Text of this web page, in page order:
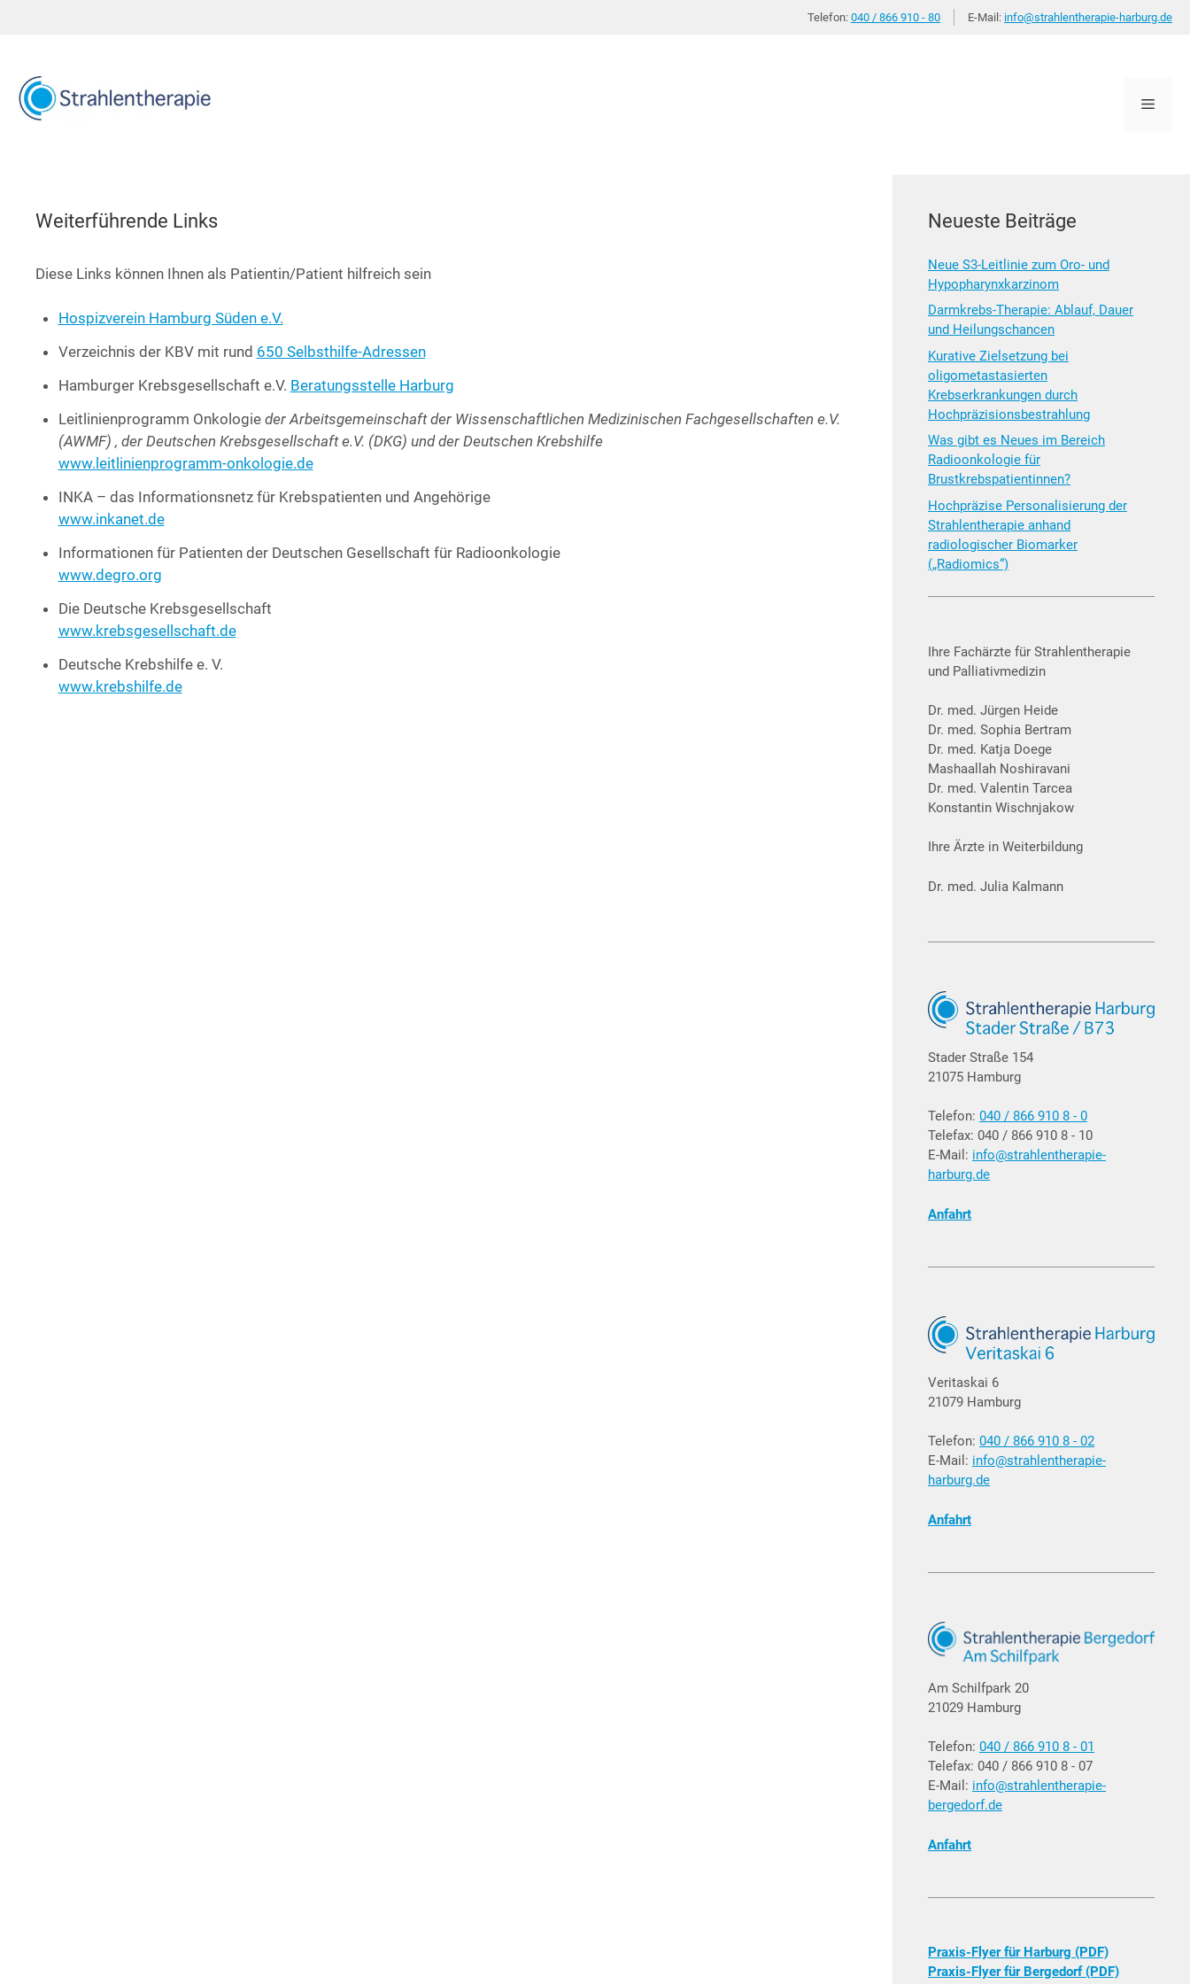
Telefon: 040 / 866 910 - 80 E-Mail: info@strahlentherapie-harburg.de
Menü
Weiterführende Links
Die­se Links kön­nen Ihnen als Patientin/Patient hilf­reich sein
Hos­piz­ver­ein Ham­burg Süden e.V.
Ver­zeich­nis der KBV mit rund 650 Selbst­hil­fe-Adres­sen
Ham­bur­ger Krebs­ge­sell­schaft e.V. Bera­tungs­stel­le Harburg
Leit­li­ni­en­pro­gramm Onko­lo­gie der Arbeits­ge­mein­schaft der Wis­sen­schaft­li­chen Medi­zi­ni­schen Fach­ge­sell­schaf­ten e.V.
(AWMF) , der Deut­schen Krebs­ge­sell­schaft e.V. (DKG) und der Deut­schen Krebs­hil­fe
www.leitlinienprogramm-onkologie.de
INKA – das Infor­ma­ti­ons­netz für Krebs­pa­ti­en­ten und Ange­hö­ri­ge
www.inkanet.de
Infor­ma­tio­nen für Pati­en­ten der Deut­schen Gesell­schaft für Radio­on­ko­lo­gie
www.degro.org
Die Deut­sche Krebs­ge­sell­schaft
www.krebsgesellschaft.de
Deut­sche Krebs­hil­fe e. V.
www.krebshilfe.de
Neueste Beiträge
Neue S3-Leitlinie zum Oro- und
Hypopharynxkarzinom
Darmkrebs-Therapie: Ablauf, Dauer
und Heilungschancen
Kurative Zielsetzung bei
oligometastasierten
Krebserkrankungen durch
Hochpräzisionsbestrahlung
Was gibt es Neues im Bereich
Radioonkologie für
Brustkrebspatientinnen?
Hochpräzise Personalisierung der
Strahlentherapie anhand
radiologischer Biomarker
(„Radiomics“)
Ihre Fachärzte für Strahlentherapie
und Palliativmedizin
Dr. med. Jürgen Heide
Dr. med. Sophia Bertram
Dr. med. Katja Doege
Mashaallah Noshiravani
Dr. med. Valentin Tarcea
Konstantin Wischnjakow
Ihre Ärzte in Weiterbildung
Dr. med. Julia Kalmann
Stader Straße 154
21075 Hamburg
Telefon: 040 / 866 910 8 - 0
Telefax: 040 / 866 910 8 - 10
E-Mail: info@strahlentherapie-
harburg.de
Anfahrt
Veritaskai 6
21079 Hamburg
Telefon: 040 / 866 910 8 - 02
E-Mail: info@strahlentherapie-
harburg.de
Anfahrt
Am Schilfpark 20
21029 Hamburg
Telefon: 040 / 866 910 8 - 01
Telefax: 040 / 866 910 8 - 07
E-Mail: info@strahlentherapie-
bergedorf.de
Anfahrt
Praxis-Flyer für Harburg (PDF)
Praxis-Flyer für Bergedorf (PDF)